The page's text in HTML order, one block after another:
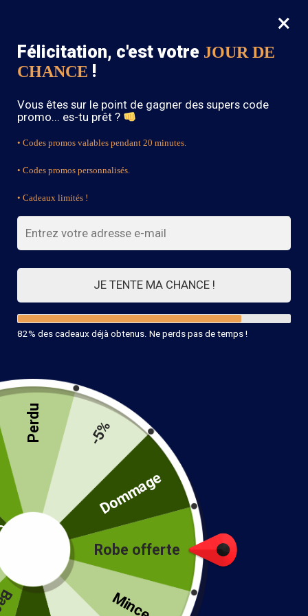
0
SOLDES : -15% sur toute la boutique avec le code « BOHEME15 »
×
Félicitation, c'est votre JOUR DE
CHANCE !
Vous êtes sur le point de gagner des supers code
promo... es-tu prêt ?
• Codes promos valables pendant 20 minutes.
• Codes promos personnalisés.
• Cadeaux limités !
JE TENTE MA CHANCE !
82% des cadeaux déjà obtenus. Ne perds pas de temps !
Robe offerte
Perdu -5%
Dommage